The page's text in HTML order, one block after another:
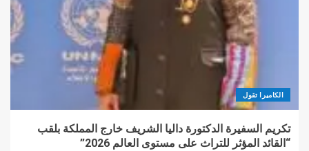
الكاميرا تقول
تكريم السفيرة الدكتورة داليا الشريف خارج المملكة بلقب
“القائد المؤثر للتراث على مستوى العالم 2026”